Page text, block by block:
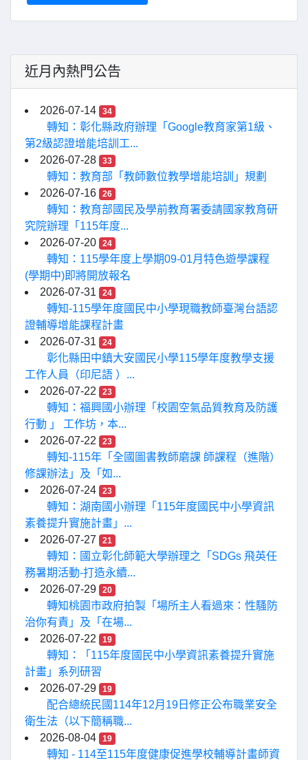
近月內熱門公告
2026-07-14 34
轉知：彰化縣政府辦理「Google教育家第1級、
第2級認證增能培訓工...
2026-07-28
33
轉知：教育部「教師數位教學增能培訓」規劃
2026-07-16
26
轉知：教育部國民及學前教育署委請國家教育研
究院辦理「115年度...
2026-07-20
24
轉知：115學年度上學期09-01月特色遊學課程
(學期中)即將開放報名
2026-07-31
24
轉知-115學年度國民中小學現職教師臺灣台語認
證輔導增能課程計畫
2026-07-31
24
彰化縣田中鎮大安國民小學115學年度教學支援
工作人員（印尼語 ）...
2026-07-22
23
轉知：福興國小辦理「校園空氣品質教育及防護
行動 」 工作坊，本...
2026-07-22
23
轉知-115年「全國圖書教師磨課 師課程（進階）
修課辦法」及「如...
2026-07-24
23
轉知：湖南國小辦理「115年度國民中小學資訊
素養提升實施計畫」...
2026-07-27
21
轉知：國立彰化師範大學辦理之「SDGs 飛英任
務暑期活動-打造永續...
2026-07-29
20
轉知桃園市政府拍製「場所主人看過來：性騷防
治你有責」及「在場...
2026-07-22
19
轉知：「115年度國民中小學資訊素養提升實施
計畫」系列研習
2026-07-29
19
配合總統民國114年12月19日修正公布職業安全
衛生法（以下簡稱職...
2026-08-04
19
轉知 - 114至115年度健康促進學校輔導計畫師資